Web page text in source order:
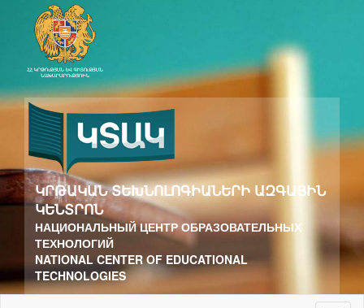
ԿՐԹԱԿԱՆ ՏԵԽՆՈԼՈԳԻԱՆԵՐԻ ԱԶԳԱՅԻՆ
ԿԵՆՏՐՈՆ
НАЦИОНАЛЬНЫЙ ЦЕНТР ОБРАЗОВАТЕЛЬНЫХ
ТЕХНОЛОГИЙ
NATIONAL CENTER OF EDUCATIONAL
TECHNOLOGIES